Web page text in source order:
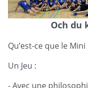
Och du
Qu’est-ce que le
Un Jeu :
- Avec une